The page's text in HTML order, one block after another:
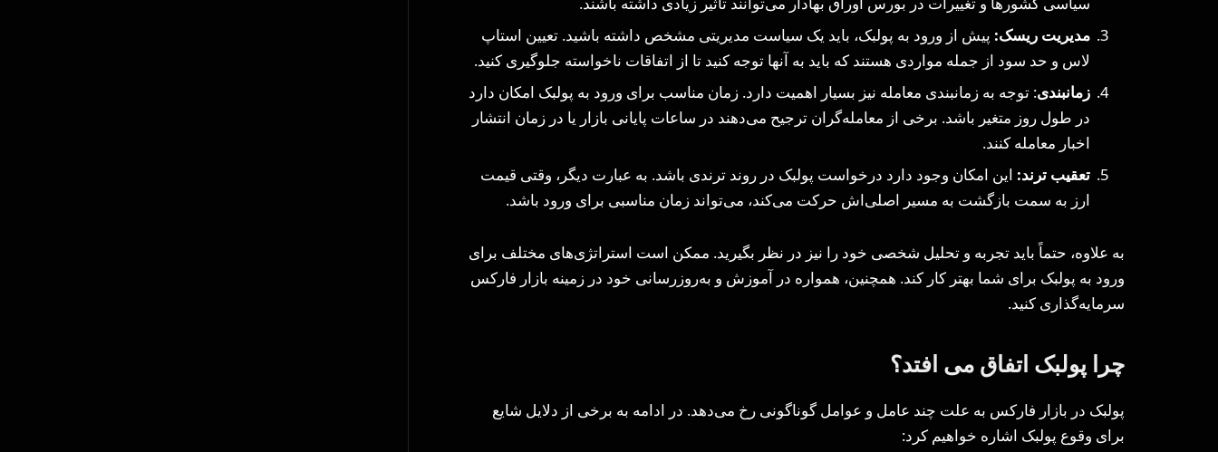
مدیریت ریسک: پیش از ورود به پولبک، باید یک سیاست مدیریتی مشخص داشته باشید. تعیین استاپ
لاس و حد سود از جمله مواردی هستند که باید به آنها توجه کنید تا از اتفاقات ناخواسته جلوگیری کنید.
زمانبندی: توجه به زمانبندی معامله نیز بسیار اهمیت دارد. زمان مناسب برای ورود به پولبک امکان دارد
در طول روز متغیر باشد. برخی از معامله‌گران ترجیح می‌دهند در ساعات پایانی بازار یا در زمان انتشار
اخبار معامله کنند.
تعقیب ترند: این امکان وجود دارد درخواست پولبک در روند ترندی باشد. به عبارت دیگر، وقتی قیمت
ارز به سمت بازگشت به مسیر اصلی‌اش حرکت می‌کند، می‌تواند زمان مناسبی برای ورود باشد.
به علاوه، حتماً باید تجربه و تحلیل شخصی خود را نیز در نظر بگیرید. ممکن است استراتژی‌های مختلف برای
ورود به پولبک برای شما بهتر کار کند. همچنین، همواره در آموزش و به‌روزرسانی خود در زمینه بازار فارکس
سرمایه‌گذاری کنید.
چرا پولبک اتفاق می افتد؟
پولبک در بازار فارکس به علت چند عامل و عوامل گوناگونی رخ می‌دهد. در ادامه به برخی از دلایل شایع
برای وقوع پولبک اشاره خواهیم کرد: